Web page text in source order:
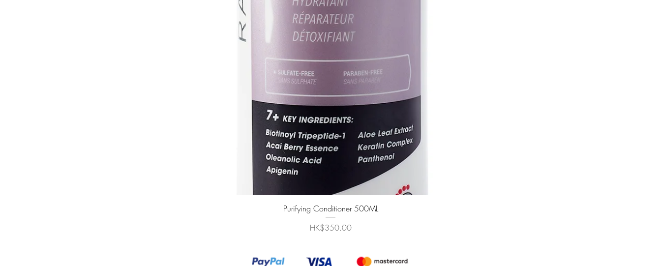
クイックビュー
Purifying Conditioner 500ML
価格
HK$350.00